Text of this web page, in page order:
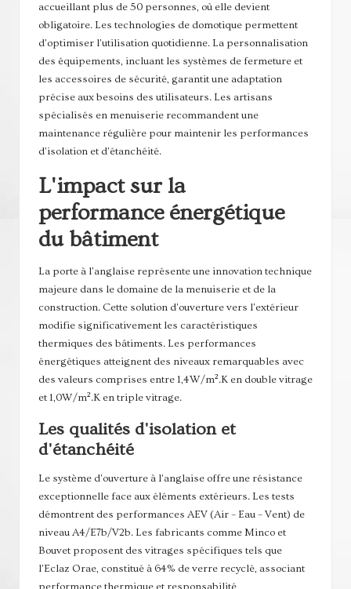
accueillant plus de 50 personnes, où elle devient
obligatoire. Les technologies de domotique permettent
d'optimiser l'utilisation quotidienne. La personnalisation
des équipements, incluant les systèmes de fermeture et
les accessoires de sécurité, garantit une adaptation
précise aux besoins des utilisateurs. Les artisans
spécialisés en menuiserie recommandent une
maintenance régulière pour maintenir les performances
d'isolation et d'étanchéité.
L'impact sur la
performance énergétique
du bâtiment
La porte à l'anglaise représente une innovation technique
majeure dans le domaine de la menuiserie et de la
construction. Cette solution d'ouverture vers l'extérieur
modifie significativement les caractéristiques
thermiques des bâtiments. Les performances
énergétiques atteignent des niveaux remarquables avec
des valeurs comprises entre 1,4W/m².K en double vitrage
et 1,0W/m².K en triple vitrage.
Les qualités d'isolation et
d'étanchéité
Le système d'ouverture à l'anglaise offre une résistance
exceptionnelle face aux éléments extérieurs. Les tests
démontrent des performances AEV (Air – Eau – Vent) de
niveau A4/E7b/V2b. Les fabricants comme Minco et
Bouvet proposent des vitrages spécifiques tels que
l'Eclaz Orae, constitué à 64% de verre recyclé, associant